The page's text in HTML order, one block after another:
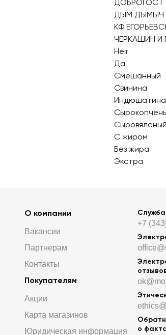
ДОБРОГОСТ
ДЫМ ДЫМЫЧ
КФ
ЧЕРКАШИН И
Нет
Да
Смешанный
Свинина
Индюшатина
Сыровяленый
С жиром
Без жира
Экстра
О компании
Вакансии
Партнерам
Контакты
Покупателям
Акции
Карта магазинов
Юридическая информация
+7
о